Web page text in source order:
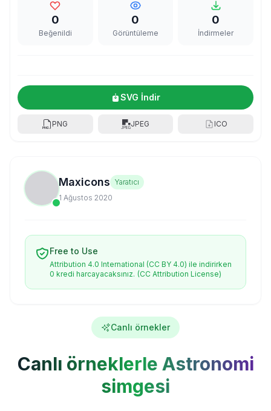
0
Beğenildi
0
Görüntüleme
0
İndirmeler
SVG İndir
PNG JPEG ICO
Maxicons Yaratıcı
1 Ağustos 2020
Free to Use
Attribution 4.0 International (CC BY 4.0) ile indirirken
0 kredi harcayacaksınız. (CC Attribution License)
Canlı örnekler
Canlı örneklerle Astronomi
simgesi